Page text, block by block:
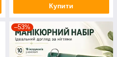
Купити
–53%